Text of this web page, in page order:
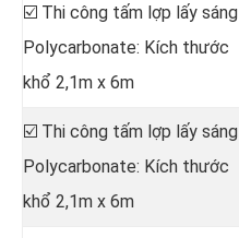
☑️ Thi công tấm lợp lấy sáng
Polycarbonate: Kích thước
khổ 2,1m x 6m
☑️ Thi công tấm lợp lấy sáng
Polycarbonate: Kích thước
khổ 2,1m x 6m